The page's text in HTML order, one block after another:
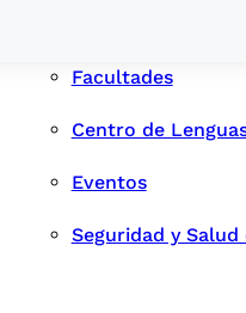
Facultades
Centro de
Eventos
Seguridad y Salud